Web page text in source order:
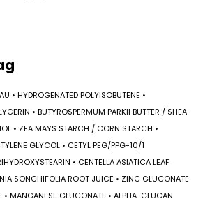
• HYDROGENATED POLYISOBUTENE •
• BUTYROSPERMUM PARKII BUTTER / SHEA
• ZEA MAYS STARCH / CORN STARCH •
GLYCOL • CETYL PEG/PPG-10/1
• CENTELLA ASIATICA LEAF
SONCHIFOLIA ROOT JUICE • ZINC GLUCONATE
• MANGANESE GLUCONATE • ALPHA-GLUCAN